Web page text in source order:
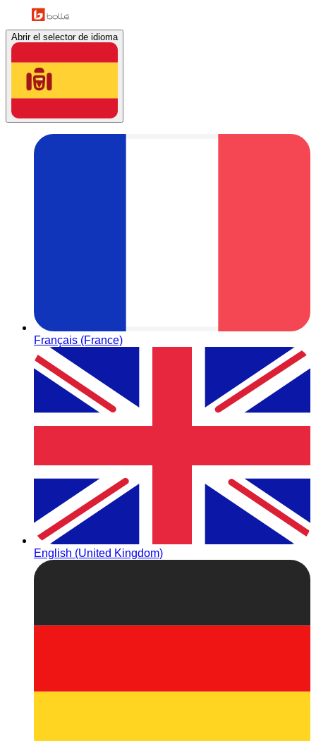
Abrir el selector de idioma
Français (France)
English (United Kingdom)